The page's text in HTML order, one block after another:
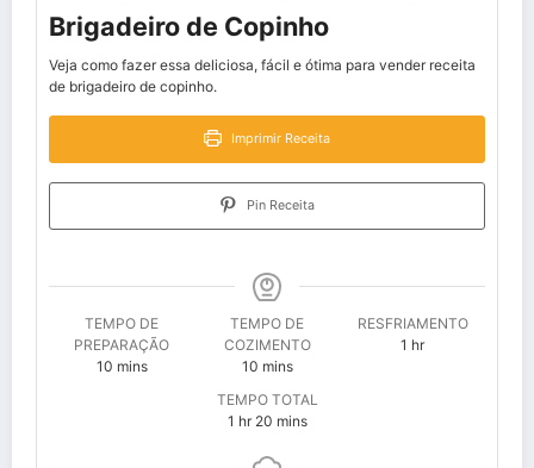
Brigadeiro de Copinho
Veja como fazer essa deliciosa, fácil e ótima para vender receita
de brigadeiro de copinho.
Imprimir Receita
Pin Receita
TEMPO DE
PREPARAÇÃO
10minutes
mins
TEMPO DE
COZIMENTO
10minutes
mins
RESFRIAMENTO
1 hour
hr
TEMPO TOTAL
1 hour
hr 20minutes
mins